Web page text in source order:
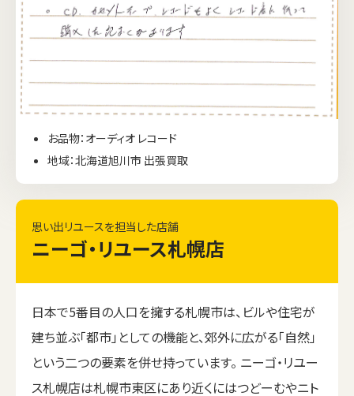
お品物：オーディオ レコード
地域：北海道旭川市 出張買取
思い出リユースを担当した店舗
ニーゴ・リユース札幌店
日本で5番目の人口を擁する札幌市は、ビルや住宅が
建ち並ぶ「都市」としての機能と、郊外に広がる「自然」
という二つの要素を併せ持っています。 ニーゴ・リユー
ス札幌店は札幌市東区にあり近くにはつどーむやニト